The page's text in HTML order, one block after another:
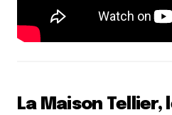
La Maison Tellier,